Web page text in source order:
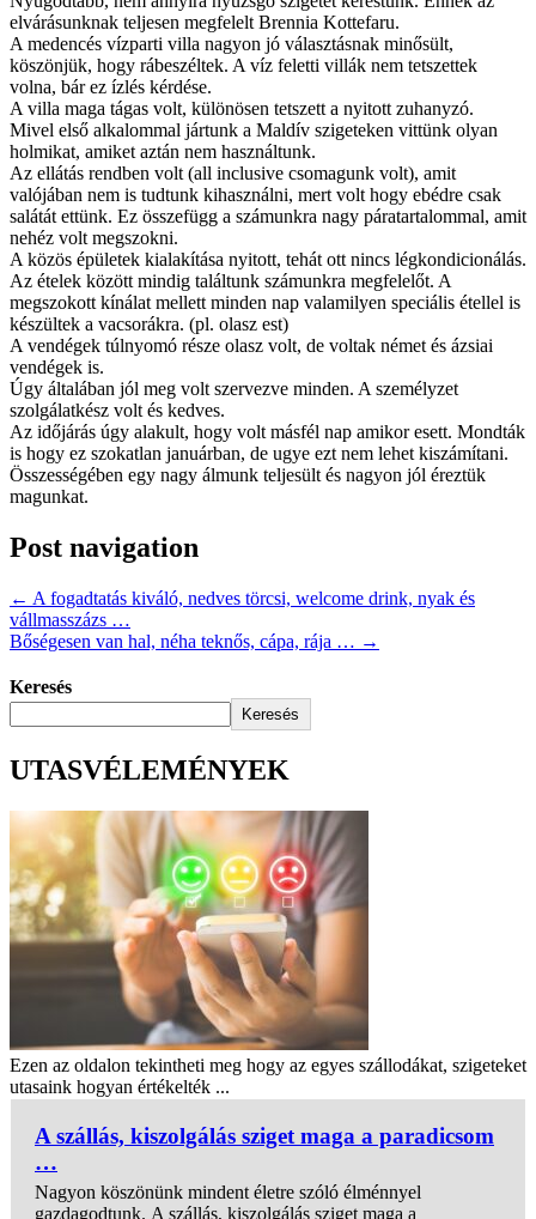
elvárásunknak teljesen megfelelt Brennia Kottefaru.
A medencés vízparti villa nagyon jó választásnak minősült,
köszönjük, hogy rábeszéltek. A víz feletti villák nem tetszettek
volna, bár ez ízlés kérdése.
A villa maga tágas volt, különösen tetszett a nyitott zuhanyzó.
Mivel első alkalommal jártunk a Maldív szigeteken vittünk olyan
holmikat, amiket aztán nem használtunk.
Az ellátás rendben volt (all inclusive csomagunk volt), amit
valójában nem is tudtunk kihasználni, mert volt hogy ebédre csak
salátát ettünk. Ez összefügg a számunkra nagy páratartalommal, amit
nehéz volt megszokni.
A közös épületek kialakítása nyitott, tehát ott nincs légkondicionálás.
Az ételek között mindig találtunk számunkra megfelelőt. A
megszokott kínálat mellett minden nap valamilyen speciális étellel is
készültek a vacsorákra. (pl. olasz est)
A vendégek túlnyomó része olasz volt, de voltak német és ázsiai
vendégek is.
Úgy általában jól meg volt szervezve minden. A személyzet
szolgálatkész volt és kedves.
Az időjárás úgy alakult, hogy volt másfél nap amikor esett. Mondták
is hogy ez szokatlan januárban, de ugye ezt nem lehet kiszámítani.
Összességében egy nagy álmunk teljesült és nagyon jól éreztük
magunkat.
Post navigation
← A fogadtatás kiváló, nedves törcsi, welcome drink, nyak és
vállmasszázs …
Bőségesen van hal, néha teknős, cápa, rája … →
Keresés
Keresés
UTASVÉLEMÉNYEK
Ezen az oldalon tekintheti meg hogy az egyes szállodákat, szigeteket
utasaink hogyan értékelték ...
A szállás, kiszolgálás sziget maga a paradicsom
…
Nagyon köszönünk mindent életre szóló élménnyel
gazdagodtunk. A szállás, kiszolgálás sziget maga a